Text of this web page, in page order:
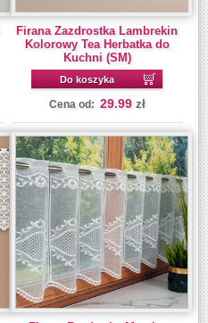
Firana Zazdrostka Lambrekin
Kolorowy Tea Herbatka do
Kuchni (SM)
Do koszyka
Cena od: 29.99 zł